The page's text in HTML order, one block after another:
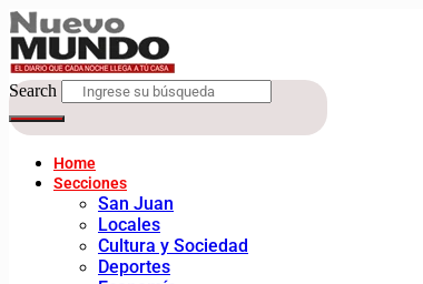
Search
Home
Secciones
San Juan
Locales
Cultura y Sociedad
Deportes